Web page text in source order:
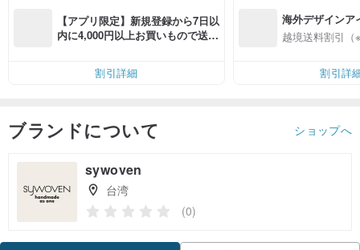
【アプリ限定】新規登録から7日以
内に4,000円以上お買いもので送料
割引詳細
海外デザインア
入
越境送料割引（
割引詳
ブランドについて ショップへ
sywoven
台湾
(0)